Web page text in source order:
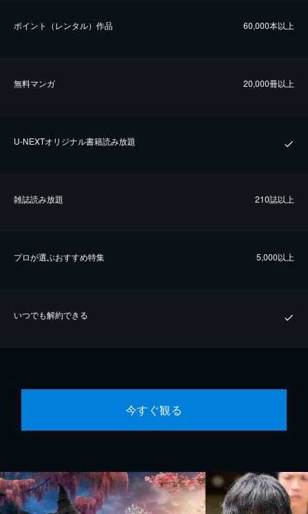
ポイント（レンタル）作品 60,000本以上
無料マンガ 20,000冊以上
U-NEXTオリジナル書籍読み放題
雑誌読み放題 210誌以上
プロが選ぶおすすめ特集 5,000以上
いつでも解約できる
今すぐ観る